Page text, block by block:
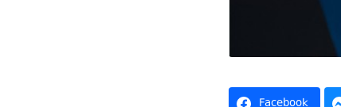
Facebook